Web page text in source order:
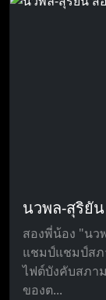
นวพล-สุริยั
สองพี่น้อง "นว
แชมป์แชมป์สภ
ไฟต์บังคับสภา
ของต...